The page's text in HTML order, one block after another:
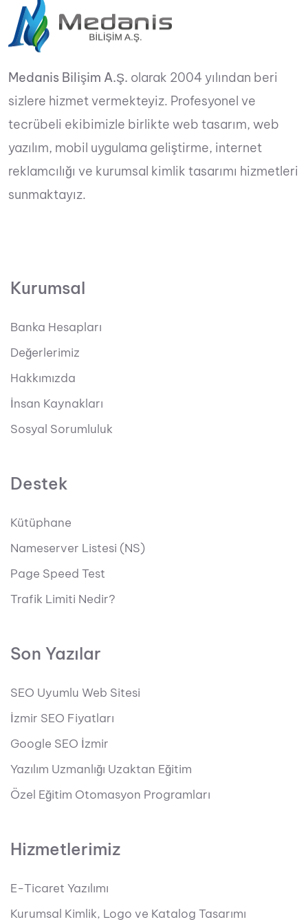
Medanis Bilişim A.Ş. olarak 2004 yılından beri
sizlere hizmet vermekteyiz. Profesyonel ve
tecrübeli ekibimizle birlikte web tasarım, web
yazılım, mobil uygulama geliştirme, internet
reklamcılığı ve kurumsal kimlik tasarımı hizmetleri
sunmaktayız.
Kurumsal
Banka Hesapları
Değerlerimiz
Hakkımızda
İnsan Kaynakları
Sosyal Sorumluluk
Destek
Kütüphane
Nameserver Listesi (NS)
Page Speed Test
Trafik Limiti Nedir?
Son Yazılar
SEO Uyumlu Web Sitesi
İzmir SEO Fiyatları
Google SEO İzmir
Yazılım Uzmanlığı Uzaktan Eğitim
Özel Eğitim Otomasyon Programları
Hizmetlerimiz
E-Ticaret Yazılımı
Kurumsal Kimlik, Logo ve Katalog Tasarımı